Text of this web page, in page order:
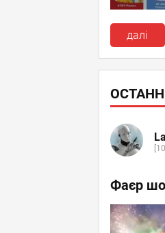
далі
Фаєр